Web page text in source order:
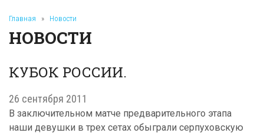
Главная » Новости
НОВОСТИ
КУБОК РОССИИ.
26 сентября 2011
В заключительном матче предварительного этапа
наши девушки в трех сетах обыграли серпуховскую